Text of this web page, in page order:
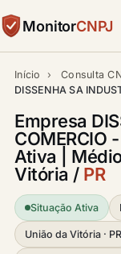
MonitorCNPJ
Início › Consulta
DISSENHA SA
Empresa
COMERCIO
Ativa |
Vitória / PR
Situação Ativa
União da Vitória · PR